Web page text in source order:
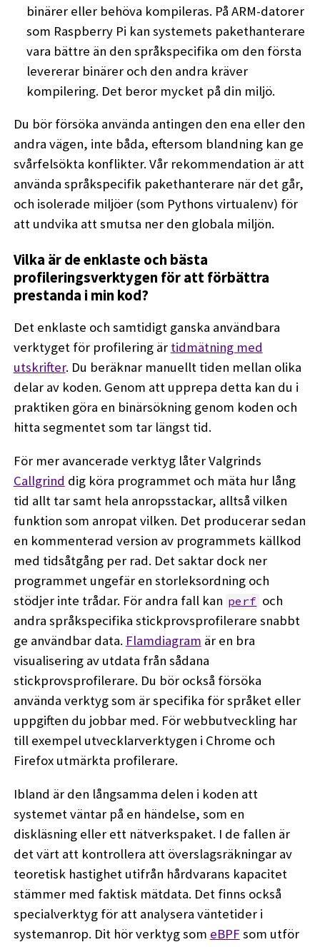
binärer eller behöva kompileras. På ARM-datorer
som Raspberry Pi kan systemets pakethanterare
vara bättre än den språkspecifika om den första
levererar binärer och den andra kräver
kompilering. Det beror mycket på din miljö.
Du bör försöka använda antingen den ena eller den
andra vägen, inte båda, eftersom blandning kan ge
svårfelsökta konflikter. Vår rekommendation är att
använda språkspecifik pakethanterare när det går,
och isolerade miljöer (som Pythons virtualenv) för
att undvika att smutsa ner den globala miljön.
Vilka är de enklaste och bästa
profileringsverktygen för att förbättra
prestanda i min kod?
Det enklaste och samtidigt ganska användbara
verktyget för profilering är tidmätning med
utskrifter. Du beräknar manuellt tiden mellan olika
delar av koden. Genom att upprepa detta kan du i
praktiken göra en binärsökning genom koden och
hitta segmentet som tar längst tid.
För mer avancerade verktyg låter Valgrinds
Callgrind dig köra programmet och mäta hur lång
tid allt tar samt hela anropsstackar, alltså vilken
funktion som anropat vilken. Det producerar sedan
en kommenterad version av programmets källkod
med tidsåtgång per rad. Det saktar dock ner
programmet ungefär en storleksordning och
stödjer inte trådar. För andra fall kan perf och
andra språkspecifika stickprovsprofilerare snabbt
ge användbar data. Flamdiagram är en bra
visualisering av utdata från sådana
stickprovsprofilerare. Du bör också försöka
använda verktyg som är specifika för språket eller
uppgiften du jobbar med. För webbutveckling har
till exempel utvecklarverktygen i Chrome och
Firefox utmärkta profilerare.
Ibland är den långsamma delen i koden att
systemet väntar på en händelse, som en
diskläsning eller ett nätverkspaket. I de fallen är
det värt att kontrollera att överslagsräkningar av
teoretisk hastighet utifrån hårdvarans kapacitet
stämmer med faktisk mätdata. Det finns också
specialverktyg för att analysera väntetider i
systemanrop. Dit hör verktyg som eBPF som utför